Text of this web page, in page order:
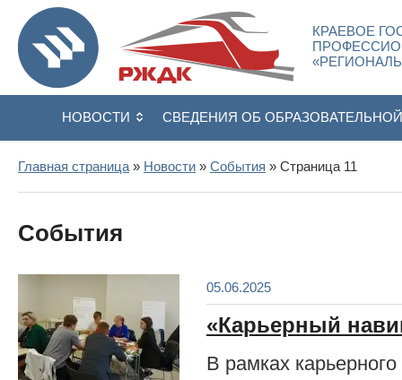
КРАЕВОЕ
НОВОСТИ СВЕДЕНИЯ ОБ
Главная страница » Новости » События » Страница 11
События
05.06.2025
«Карьерный
В рамках